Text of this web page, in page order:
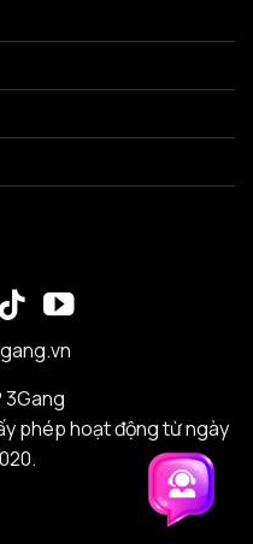
3Gang
phép hoạt động từ ngày